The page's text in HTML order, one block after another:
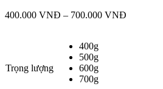
400.000 VNĐ – 700.000 VNĐ
Trọng lượng
400g
500g
600g
700g